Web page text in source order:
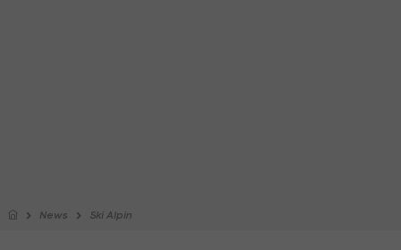
News Ski Alpin